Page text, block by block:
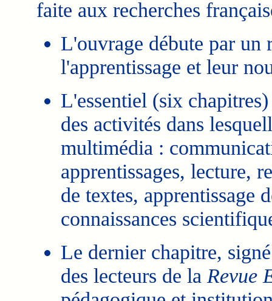
faite aux recherches
L'ouvrage débute par un
l'apprentissage et leur
L'essentiel (six
des activités dans
multimédia :
apprentissages, lecture,
de textes, apprentissage
connaissances
Le dernier chapitre,
des lecteurs de la Revue